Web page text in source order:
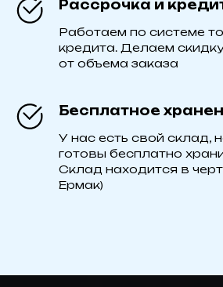
Рассрочка и
Работаем по системе
кредита. Делаем
от объема заказа
Бесплатное
У нас есть свой склад,
готовы бесплатно
Склад находится в
Ермак)